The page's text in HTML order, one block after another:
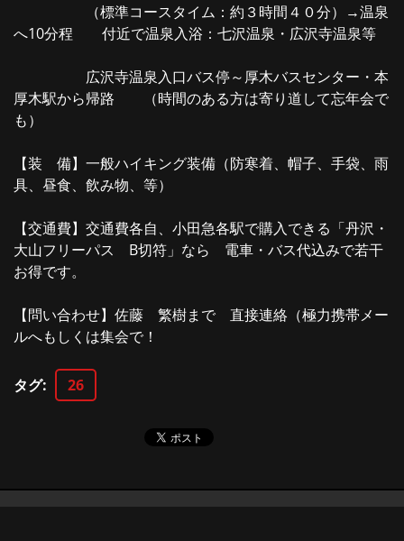
（標準コースタイム：約３時間４０分）→温泉
へ10分程 付近で温泉入浴：七沢温泉・広沢寺温泉等
広沢寺温泉入口バス停～厚木バスセンター・本
厚木駅から帰路 （時間のある方は寄り道して忘年会で
も）
【装 備】一般ハイキング装備（防寒着、帽子、手袋、雨
具、昼食、飲み物、等）
【交通費】交通費各自、小田急各駅で購入できる「丹沢・
大山フリーパス B切符」なら 電車・バス代込みで若干
お得です。
【問い合わせ】佐藤 繁樹まで 直接連絡（極力携帯メー
ルへもしくは集会で！
タグ: 26